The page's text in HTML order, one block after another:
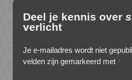
Deel je kennis over
verlicht
Je e-mailadres wordt niet
velden zijn gemarkeerd met *